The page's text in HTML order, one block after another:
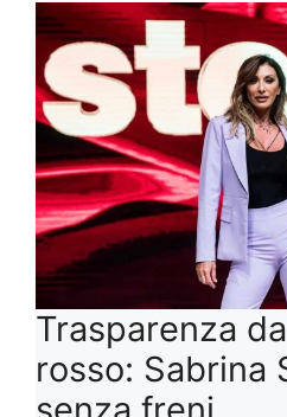
Trasparenza
rosso: Sabrina